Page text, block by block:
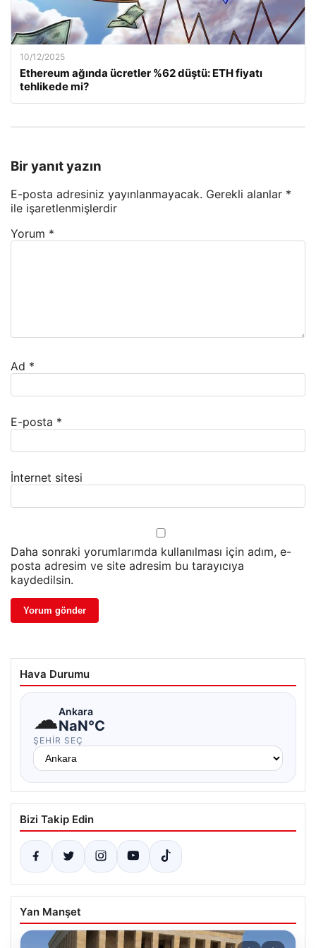
10/12/2025
Ethereum ağında ücretler %62 düştü: ETH fiyatı
tehlikede mi?
Bir yanıt yazın
E-posta adresiniz yayınlanmayacak. Gerekli alanlar *
ile işaretlenmişlerdir
Yorum *
Ad *
E-posta *
İnternet sitesi
Daha sonraki yorumlarımda kullanılması için adım, e-
posta adresim ve site adresim bu tarayıcıya
kaydedilsin.
Hava Durumu
☁Ankara
NaN°C
ŞEHIR SEÇ
Bizi Takip Edin
Yan Manşet